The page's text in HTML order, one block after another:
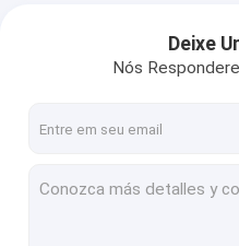
Interruptor rotativo
Codificador giratório
Deixe
Nós